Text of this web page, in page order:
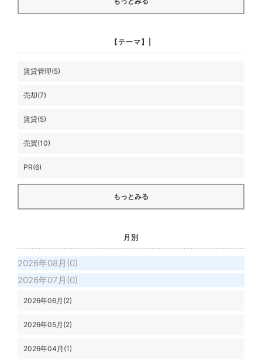
【テーマ】|
賃貸管理(5)
売却(7)
賃貸(5)
売買(10)
PR(6)
もっとみる
月別
2026年08月(0)
2026年07月(0)
2026年06月(2)
2026年05月(2)
2026年04月(1)